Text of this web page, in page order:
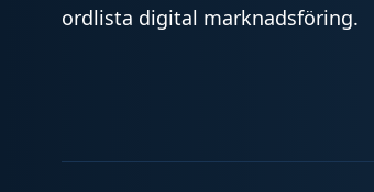
ordlista digital marknadsföring.